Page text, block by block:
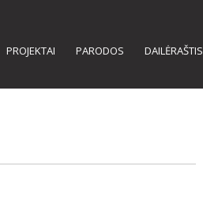
PROJEKTAI PARODOS DAILĖRAŠTIS